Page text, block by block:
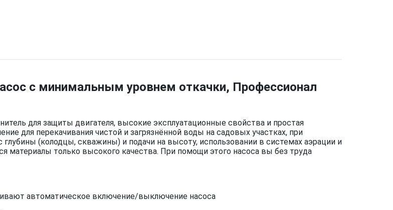
с минимальным уровнем откачки, Профессионал
для защиты двигателя, высокие эксплуатационные свойства и простая
для перекачивания чистой и загрязнённой воды на садовых участках, при
(колодцы, скважины) и подачи на высоту, использовании в системах аэрации и
материалы только высокого качества. При помощи этого насоса вы без труда
автоматическое включение/выключение насоса